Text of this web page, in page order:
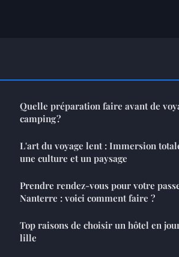
Quelle préparation faire avant de
camping ?
L'art du voyage lent : Immersion
une culture et un paysage
Prendre rendez-vous pour votre
Nanterre : voici comment faire ?
Top raisons de choisir un hôtel en
lille